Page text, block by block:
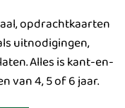
opdrachtkaarten
uitnodigingen,
Alles is kant-en-
van 4, 5 of 6 jaar.